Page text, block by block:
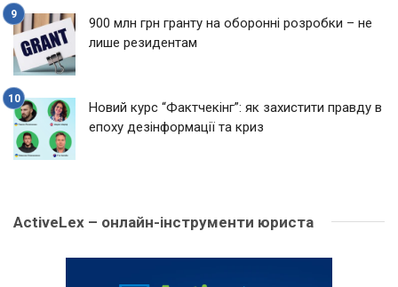
900 млн грн гранту на оборонні розробки – не
лише резидентам
Новий курс “Фактчекінг”: як захистити правду в
епоху дезінформації та криз
ActiveLex – онлайн-інструменти юриста